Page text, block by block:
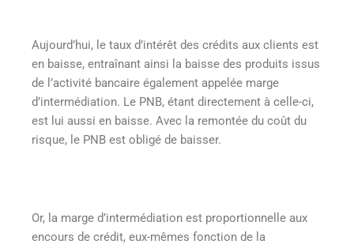
Aujourd’hui, le taux d’intérêt des crédits aux clients est
en baisse, entraînant ainsi la baisse des produits issus
de l’activité bancaire également appelée marge
d’intermédiation. Le PNB, étant directement à celle-ci,
est lui aussi en baisse. Avec la remontée du coût du
risque, le PNB est obligé de baisser.
Or, la marge d’intermédiation est proportionnelle aux
encours de crédit, eux-mêmes fonction de la